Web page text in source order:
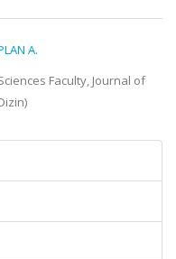
A.
Faculty, Journal of